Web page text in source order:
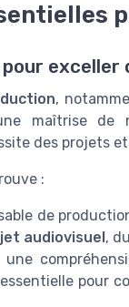
exceller
,
maîtrise de
des projets
:
de
audiovisuel,
une
pour